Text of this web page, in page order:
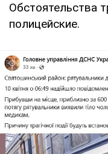
Обстоятельства
полицейские.